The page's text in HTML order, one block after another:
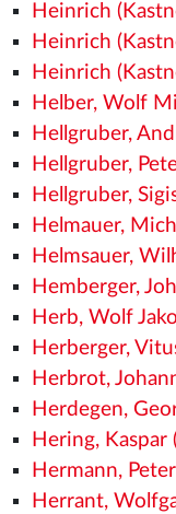
Heinrich
Heinrich
Heinrich
Helber, Wolf
Hellgruber,
Hellgruber,
Hellgruber,
Helmauer,
Helmsauer,
Hemberger,
Herb, Wolf
Herberger,
Herbrot,
Herdegen,
Hering, Kaspar
Hermann,
Herrant,